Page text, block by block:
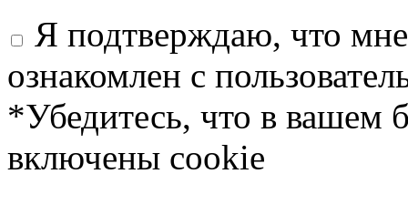
Я подтверждаю, что
ознакомлен с
*Убедитесь, что в вашем
включены cookie